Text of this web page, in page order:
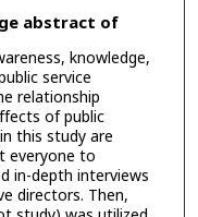
abstract of
knowledge,
service
relationship
of public
this study are
everyone to
in-depth interviews
directors. Then,